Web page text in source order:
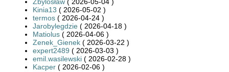
Kinia13 ( 2026-05-02 )
termos ( 2026-04-24 )
Jarobylegdzie ( 2026-04-18 )
Matiolus ( 2026-04-06 )
Zenek_Gienek ( 2026-03-22 )
expert2489 ( 2026-03-03 )
emil.wasilewski ( 2026-02-28 )
Kacper ( 2026-02-06 )